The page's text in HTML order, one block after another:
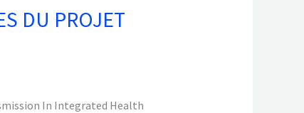
DU PROJET
In Integrated Health